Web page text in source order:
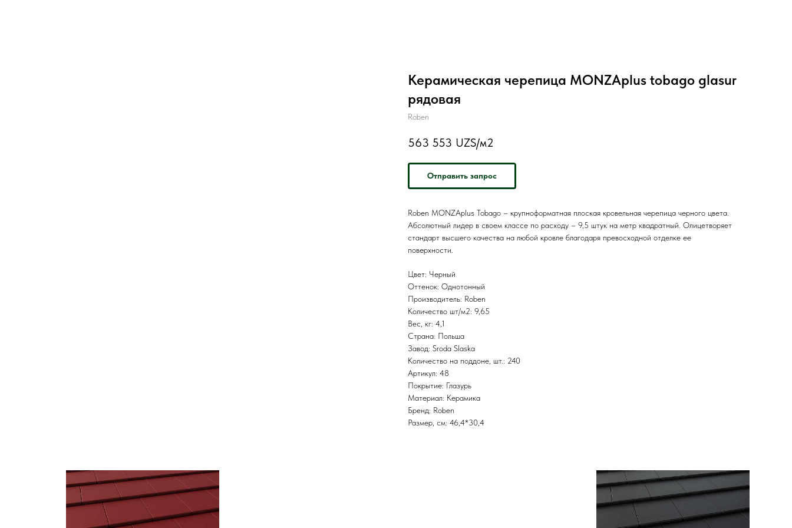
Керамическая черепица MONZAplus tobago glasur
рядовая
Roben
563 553 UZS/м2
Отправить запрос
Roben MONZAplus Tobago – крупноформатная плоская кровельная черепица черного цвета.
Абсолютный лидер в своем классе по расходу – 9,5 штук на метр квадратный. Олицетворяет
стандарт высшего качества на любой кровле благодаря превосходной отделке ее
поверхности.
Цвет: Черный
Оттенок: Однотонный
Производитель: Roben
Количество шт/м2: 9,65
Вес, кг: 4,1
Страна: Польша
Завод: Sroda Slaska
Количество на поддоне, шт.: 240
Артикул: 48
Покрытие: Глазурь
Материал: Керамика
Бренд: Roben
Размер, см: 46,4*30,4